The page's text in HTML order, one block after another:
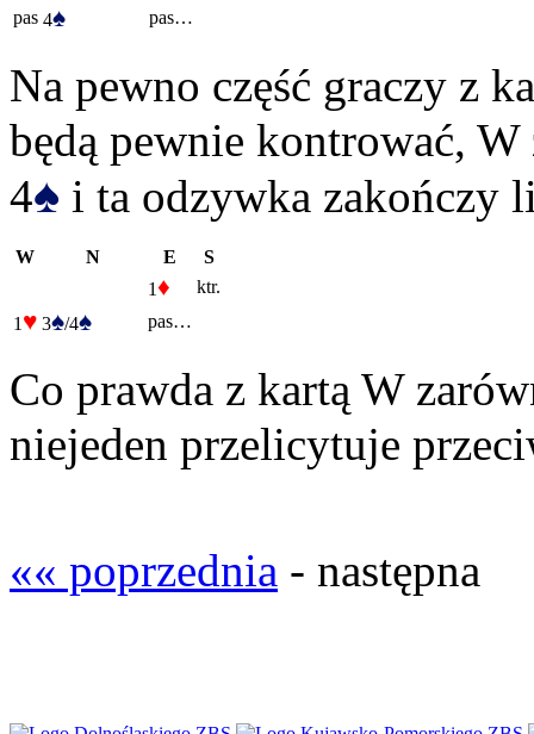
pas 4♠ pas…
Na pewno część graczy z
będą pewnie kontrować,
4♠ i ta odzywka zakończy
W N E
S
1♦
ktr.
1 ♥ 3♠/4♠ pas…
Co prawda z kartą W
niejeden przelicytuje
«« poprzednia - następna